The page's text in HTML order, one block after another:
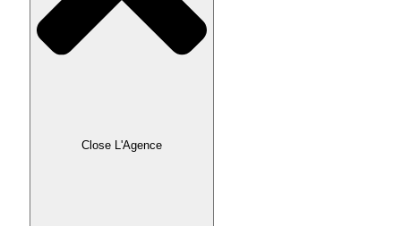
Close L'Agence